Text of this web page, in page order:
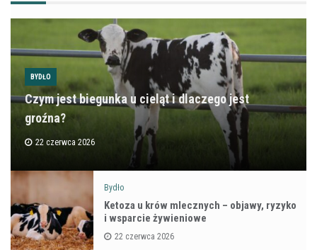
BYDŁO
Czym jest biegunka u cieląt i dlaczego jest
groźna?
22 czerwca 2026
Bydło
Ketoza u krów mlecznych – objawy, ryzyko
i wsparcie żywieniowe
22 czerwca 2026